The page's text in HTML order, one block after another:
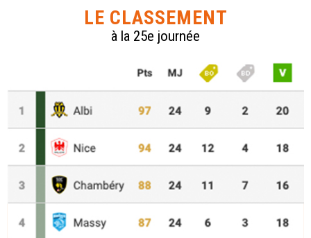
LE CLASSEMENT
à la 25e journée